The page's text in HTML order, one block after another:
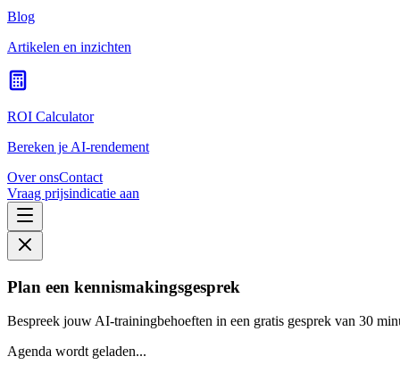
Blog
Artikelen en inzichten
ROI Calculator
Bereken je AI-rendement
Over onsContact
Vraag prijsindicatie aan
Plan een kennismakingsgesprek
Bespreek jouw AI-trainingbehoeften in een gratis gesprek van 30
Agenda wordt geladen...